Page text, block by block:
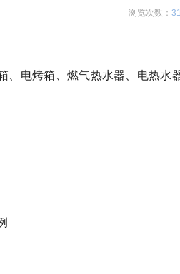
浏览次数：
电烤箱、燃气热水器、电热水器